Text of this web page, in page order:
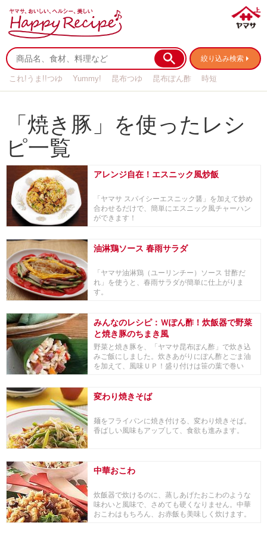
絞り込み検索
これ!うま!!つゆ Yummy! 昆布つゆ 昆布ぽん酢
時短
「焼き豚」を使ったレシ
ピ一覧
アレンジ自在！エスニック風炒飯
「ヤマサ スパイシーエスニック醤」を加えて炒め
合わせるだけで、簡単にエスニック風チャーハン
ができます！
油淋鶏ソース 春雨サラダ
「ヤマサ油淋鶏（ユーリンチー）ソース 甘酢だ
れ」を使うと、春雨サラダが簡単に仕上がりま
す。
みんなのレシピ：Ｗぽん酢！炊飯器で野菜
と焼き豚のちまき⾵
野菜と焼き豚を、「ヤマサ昆布ぽん酢」で炊き込
みご飯にしました。炊きあがりにぽん酢とごま油
を加えて、風味ＵＰ！盛り付けは笹の葉で巻い
変わり焼きそば
麺をフライパンに焼き付ける、変わり焼きそば。
香ばしい風味もアップして、食欲も進みます。
中華おこわ
炊飯器で炊けるのに、蒸しあげたおこわのような
味わいと風味で、さめても硬くなりません。中華
おこわはもちろん、お赤飯も美味しく炊けます。